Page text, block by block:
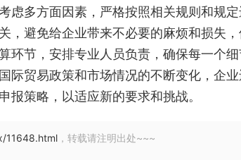
虑多方面因素，严格按照相关规则和规
，避免给企业带来不必要的麻烦和损失
环节，安排专业人员负责，确保每一个
际贸易政策和市场情况的不断变化，企
报策略，以适应新的要求和挑战。
11648.html ，转载请注明出处~~~